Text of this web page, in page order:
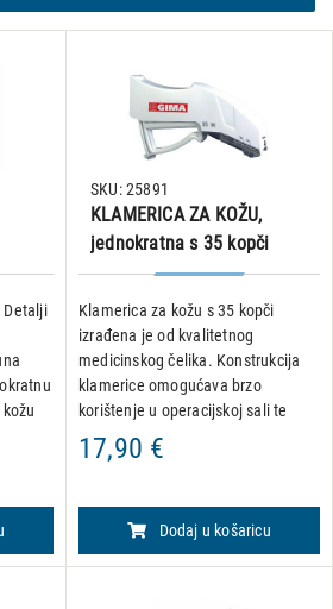
Detalji
KLAMERICA ZA KOŽU,
jednokratna s 35 kopči
Klamerica za kožu s 35 kopči
izrađena je od kvalitetnog
medicinskog čelika. Konstrukcija
klamerice omogućava brzo
korištenje u operacijskoj sali te
skraćuje vrijeme zatvaranja rezova
da bi se izbjegla mogućnost
SKU: 25891
17,90 €
Dodaj u košaricu